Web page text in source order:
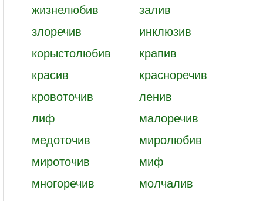
жизнелюбив
залив
злоречив
инклюзив
корыстолюбив
крапив
красив
красноречив
кровоточив
ленив
лиф
малоречив
медоточив
миролюбив
мироточив
миф
многоречив
молчалив